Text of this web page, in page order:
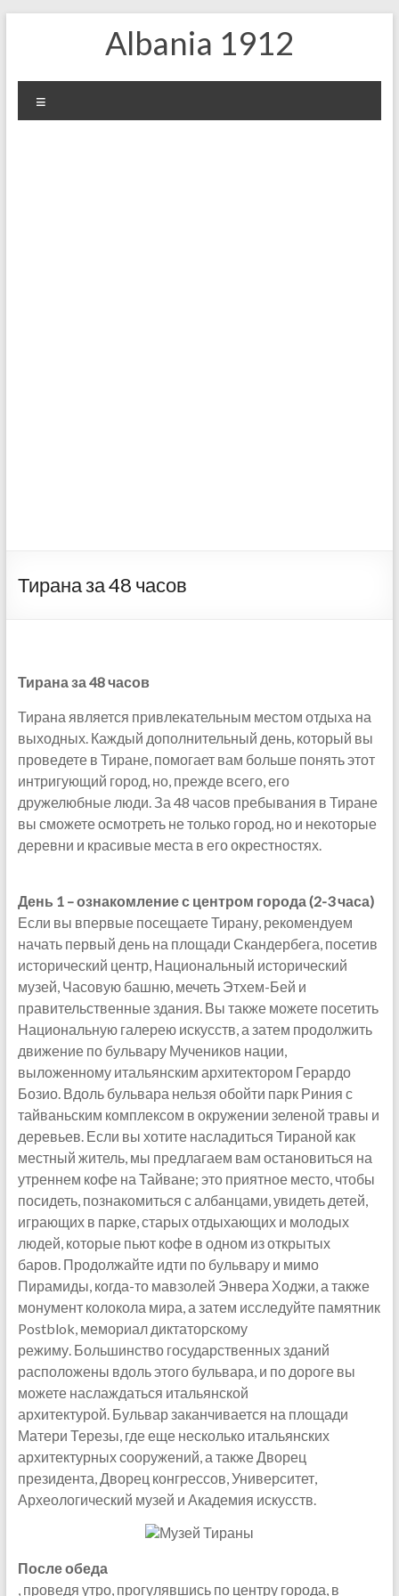
Albania 1912
Тирана за 48 часов
Тирана за 48 часов
Тирана является привлекательным местом отдыха на
выходных. Каждый дополнительный день, который вы
проведете в Тиране, помогает вам больше понять этот
интригующий город, но, прежде всего, его
дружелюбные люди. За 48 часов пребывания в Тиране
вы сможете осмотреть не только город, но и некоторые
деревни и красивые места в его окрестностях.
День 1 – ознакомление с центром города (2-3 часа)
Если вы впервые посещаете Тирану, рекомендуем
начать первый день на площади Скандербега, посетив
исторический центр, Национальный исторический
музей, Часовую башню, мечеть Этхем-Бей и
правительственные здания. Вы также можете посетить
Национальную галерею искусств, а затем продолжить
движение по бульвару Мучеников нации,
выложенному итальянским архитектором Герардо
Бозио. Вдоль бульвара нельзя обойти парк Риния с
тайваньским комплексом в окружении зеленой травы и
деревьев. Если вы хотите насладиться Тираной как
местный житель, мы предлагаем вам остановиться на
утреннем кофе на Тайване; это приятное место, чтобы
посидеть, познакомиться с албанцами, увидеть детей,
играющих в парке, старых отдыхающих и молодых
людей, которые пьют кофе в одном из открытых
баров. Продолжайте идти по бульвару и мимо
Пирамиды, когда-то мавзолей Энвера Ходжи, а также
монумент колокола мира, а затем исследуйте памятник
Postblok, мемориал диктаторскому
режиму. Большинство государственных зданий
расположены вдоль этого бульвара, и по дороге вы
можете наслаждаться итальянской
архитектурой. Бульвар заканчивается на площади
Матери Терезы, где еще несколько итальянских
архитектурных сооружений, а также Дворец
президента, Дворец конгрессов, Университет,
Археологический музей и Академия искусств.
После обеда
, проведя утро, прогулявшись по центру города, в